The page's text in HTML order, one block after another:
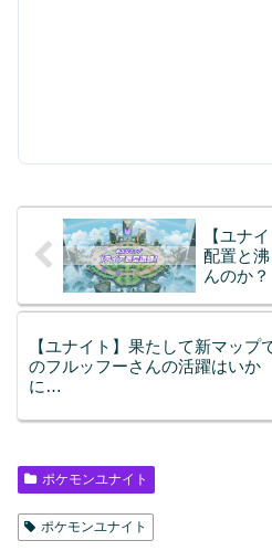
【ユナ
配置と
んのか？
【ユナイト】果たして新マップ
のフルッフーさんの活躍はいか
に…
ポケモンユナイト
ポケモンユナイト